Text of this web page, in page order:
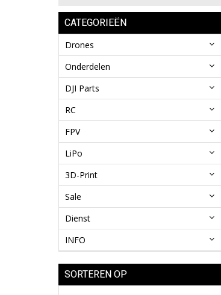
CATEGORIEËN
Drones
Onderdelen
DJI Parts
RC
FPV
LiPo
3D-Print
Sale
Dienst
INFO
SORTEREN OP